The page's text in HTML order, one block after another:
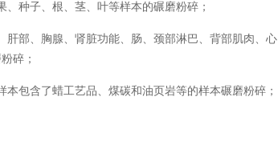
种子、根、茎、叶等样本的碾磨粉碎；
部、胸腺、肾脏功能、肠、颈部淋巴、背部肌肉、心
碎；
包含了蜡工艺品、煤碳和油页岩等的样本碾磨粉碎；